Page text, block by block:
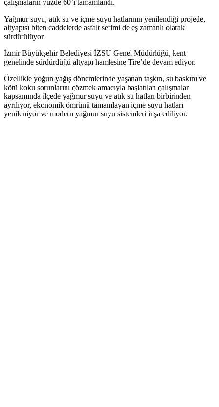
çalışmaların yüzde 60’ı tamamlandı.
Yağmur suyu, atık su ve içme suyu hatlarının yenilendiği projede,
altyapısı biten caddelerde asfalt serimi de eş zamanlı olarak
sürdürülüyor.
İzmir Büyükşehir Belediyesi İZSU Genel Müdürlüğü, kent
genelinde sürdürdüğü altyapı hamlesine Tire’de devam ediyor.
Özellikle yoğun yağış dönemlerinde yaşanan taşkın, su baskını ve
kötü koku sorunlarını çözmek amacıyla başlatılan çalışmalar
kapsamında ilçede yağmur suyu ve atık su hatları birbirinden
ayrılıyor, ekonomik ömrünü tamamlayan içme suyu hatları
yenileniyor ve modern yağmur suyu sistemleri inşa ediliyor.